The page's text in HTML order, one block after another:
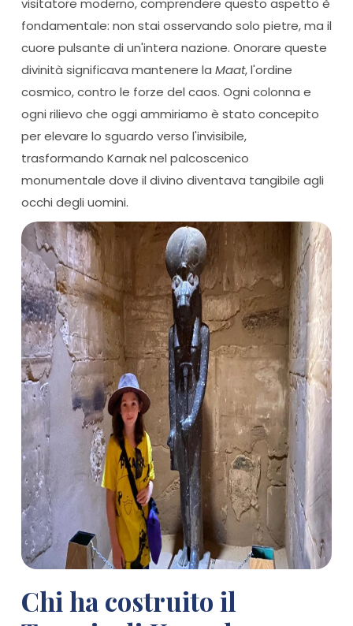
visitatore moderno, comprendere questo aspetto è
fondamentale: non stai osservando solo pietre, ma il
cuore pulsante di un'intera nazione. Onorare queste
divinità significava mantenere la Maat, l'ordine
cosmico, contro le forze del caos. Ogni colonna e
ogni rilievo che oggi ammiriamo è stato concepito
per elevare lo sguardo verso l'invisibile,
trasformando Karnak nel palcoscenico
monumentale dove il divino diventava tangibile agli
occhi degli uomini.
Chi ha costruito il